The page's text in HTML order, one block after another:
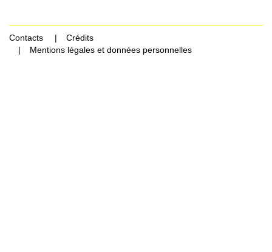
Contacts
Crédits
Mentions légales et données personnelles